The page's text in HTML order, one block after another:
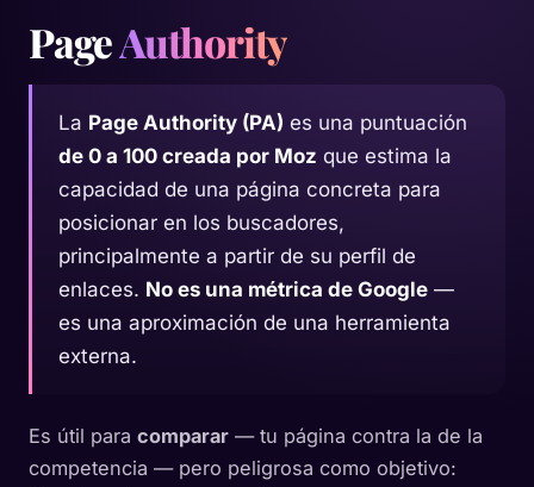
PageAuthority
La Page Authority (PA) es una puntuación
de 0 a 100 creada por Moz que estima la
capacidad de una página concreta para
posicionar en los buscadores,
principalmente a partir de su perfil de
enlaces. No es una métrica de Google —
es una aproximación de una herramienta
externa.
Es útil para comparar — tu página contra la de la
competencia — pero peligrosa como objetivo: